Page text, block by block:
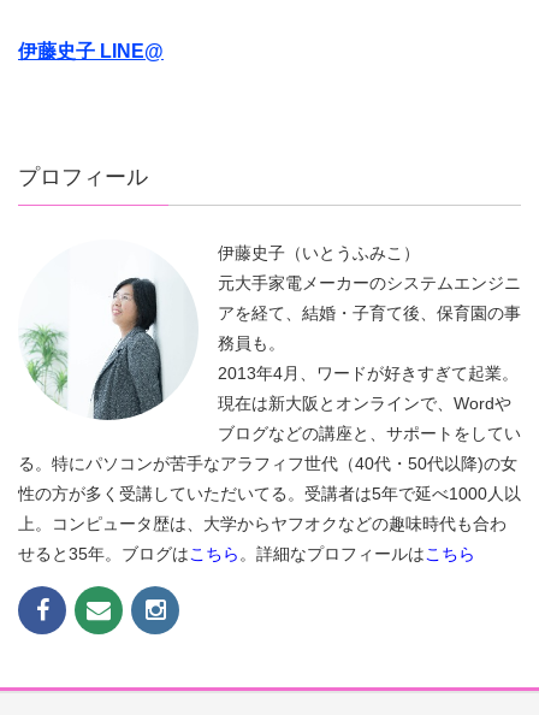
伊藤史子 LINE@
プロフィール
伊藤史子（いとうふみこ）
元大手家電メーカーのシステムエンジニ
アを経て、結婚・子育て後、保育園の事
務員も。
2013年4月、ワードが好きすぎて起業。
現在は新大阪とオンラインで、Wordや
ブログなどの講座と、サポートをしてい
る。特にパソコンが苦手なアラフィフ世代（40代・50代以降)の女
性の方が多く受講していただいてる。受講者は5年で延べ1000人以
上。コンピュータ歴は、大学からヤフオクなどの趣味時代も合わ
せると35年。ブログはこちら 。詳細なプロフィールはこちら